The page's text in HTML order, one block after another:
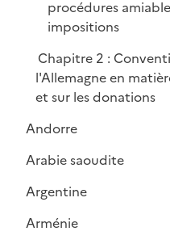
procédures
impositions
Chapitre 2 :
l'Allemagne en
et sur les donations
Andorre
Arabie saoudite
Argentine
Arménie